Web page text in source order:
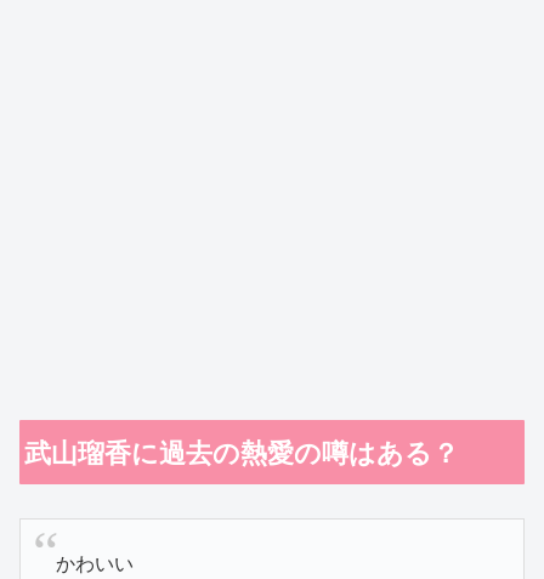
武山瑠香に過去の熱愛の噂はある？
かわいい